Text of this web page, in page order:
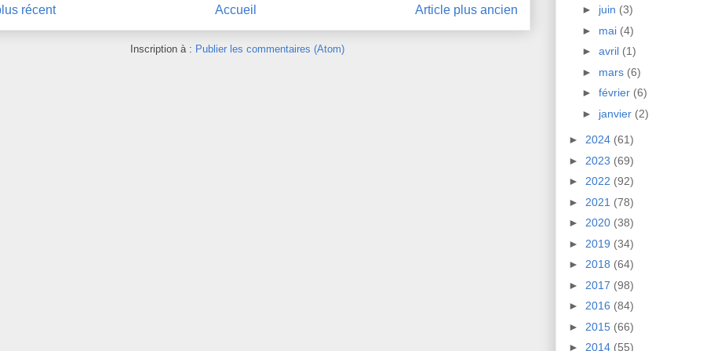
récent Article plus ancien
Accueil
Inscription à : Publier les commentaires (Atom)
► juin (3)
► mai (4)
► avril (1)
► mars (6)
► février (6)
► janvier (2)
► 2024 (61)
► 2023 (69)
► 2022 (92)
► 2021 (78)
► 2020 (38)
► 2019 (34)
► 2018 (64)
► 2017 (98)
► 2016 (84)
► 2015 (66)
► 2014 (55)